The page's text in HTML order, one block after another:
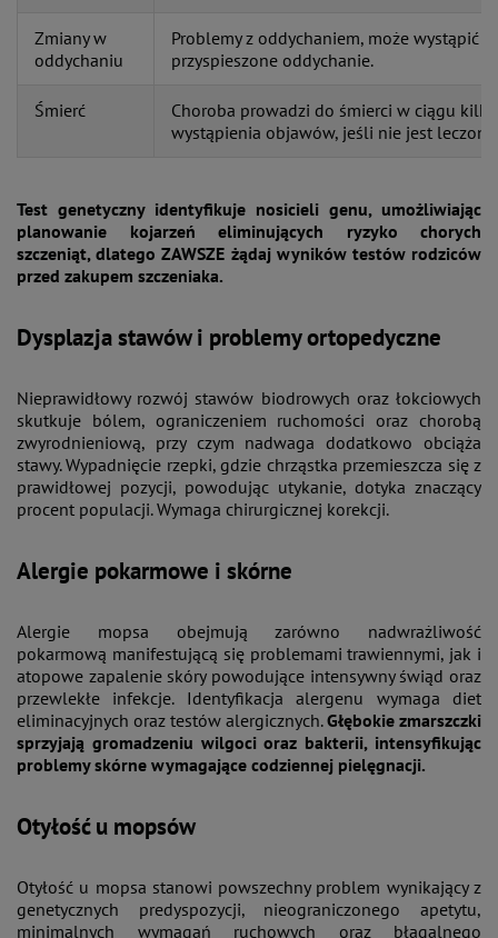
Zmiany w
oddychaniu
Problemy z oddychaniem, może wystąpić
przyspieszone oddychanie.
Śmierć
Choroba prowadzi do śmierci w ciągu
wystąpienia objawów, jeśli nie jest leczona.
Test genetyczny identyfikuje nosicieli genu, umożliwiając
planowanie kojarzeń eliminujących ryzyko chorych
szczeniąt, dlatego ZAWSZE żądaj wyników testów rodziców
przed zakupem szczeniaka.
Dysplazja stawów i problemy ortopedyczne
Nieprawidłowy rozwój stawów biodrowych oraz łokciowych
skutkuje bólem, ograniczeniem ruchomości oraz chorobą
zwyrodnieniową, przy czym nadwaga dodatkowo obciąża
stawy. Wypadnięcie rzepki, gdzie chrząstka przemieszcza się z
prawidłowej pozycji, powodując utykanie, dotyka znaczący
procent populacji. Wymaga chirurgicznej korekcji.
Alergie pokarmowe i skórne
Alergie mopsa obejmują zarówno nadwrażliwość
pokarmową manifestującą się problemami trawiennymi, jak i
atopowe zapalenie skóry powodujące intensywny świąd oraz
przewlekłe infekcje. Identyfikacja alergenu wymaga diet
eliminacyjnych oraz testów alergicznych.Głębokie zmarszczki
sprzyjają gromadzeniu wilgoci oraz bakterii, intensyfikując
problemy skórne wymagające codziennej pielęgnacji.
Otyłość u mopsów
Otyłość u mopsa stanowi powszechny problem wynikający z
genetycznych predyspozycji, nieograniczonego apetytu,
minimalnych wymagań ruchowych oraz błagalnego